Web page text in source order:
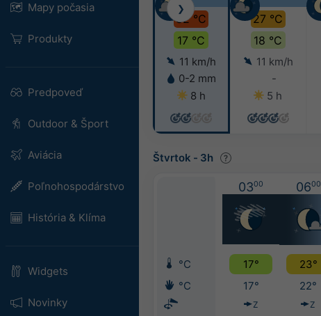
Mapy počasia
Produkty
Predpoveď
Outdoor & Šport
Aviácia
Poľnohospodárstvo
História & Klíma
Widgets
Novinky
32 °C
17 °C
11 km/h
0-2 mm
8 h
27 °C
18 °C
11 km/h
-
5 h
❯
Štvrtok - 3h
0300 0600
°C 17° 23°
°C
17° 22°
Z Z